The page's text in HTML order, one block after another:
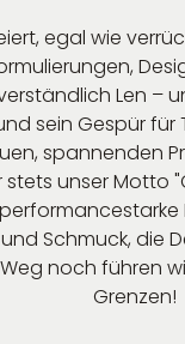
egal wie
Len –
sein Gespür für
spannenden
unser Motto
und Schmuck,
noch führen
Grenzen!